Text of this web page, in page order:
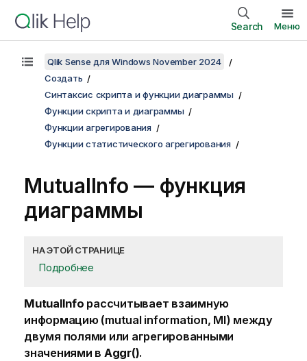
Search Меню
Qlik Sense для Windows November 2024
Создать
Синтаксис скрипта и функции диаграммы
Функции скрипта и диаграммы
Функции агрегирования
Функции статистического агрегирования
MutualInfo — функция
диаграммы
НА ЭТОЙ СТРАНИЦЕ
Подробнее
MutualInfo рассчитывает взаимную
информацию (mutual information, MI) между
двумя полями или агрегированными
значениями в Aggr().